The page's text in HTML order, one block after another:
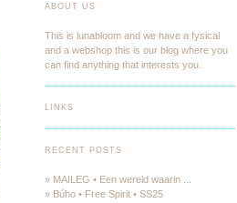
ABOUT US
This is lunabloom and we have a fysical
and a webshop this is our blog where you
can find anything that interests you.
LINKS
RECENT POSTS
» MAILEG • Een wereld waarin ...
» Búho • Free Spirit • SS25